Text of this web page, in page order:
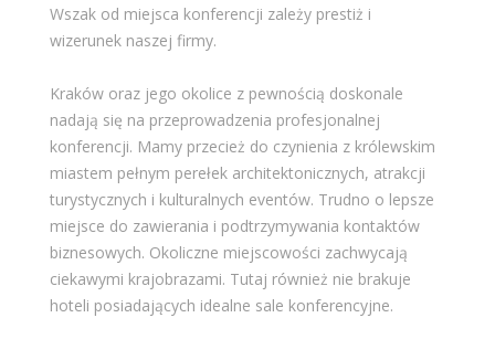
Wszak od miejsca konferencji zależy prestiż i
wizerunek naszej firmy.
Kraków oraz jego okolice z pewnością doskonale
nadają się na przeprowadzenia profesjonalnej
konferencji. Mamy przecież do czynienia z królewskim
miastem pełnym perełek architektonicznych, atrakcji
turystycznych i kulturalnych eventów. Trudno o lepsze
miejsce do zawierania i podtrzymywania kontaktów
biznesowych. Okoliczne miejscowości zachwycają
ciekawymi krajobrazami. Tutaj również nie brakuje
hoteli posiadających idealne sale konferencyjne.